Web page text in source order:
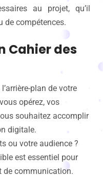
au projet, qu’il
de compétences.
Cahier des
plan de votre
opérez, vos
souhaitez accomplir
digitale.
ou votre audience ?
est essentiel pour
de communication.